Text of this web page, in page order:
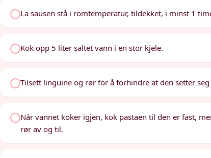
La sausen stå i romtemperatur, tildekket, i minst 1
Kok opp 5 liter saltet vann i en stor kjele.
Tilsett linguine og rør for å forhindre at den setter seg
Når vannet koker igjen, kok pastaen til den er fast,
rør av og til.